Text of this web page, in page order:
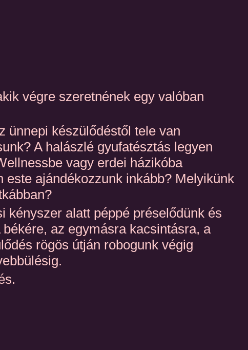
végre szeretnének egy valóban
ünnepi készülődéstől tele van
A halászlé gyufatésztás legyen
vagy erdei házikóba
ajándékozzunk inkább? Melyikünk
kényszer alatt péppé préselődünk és
az egymásra kacsintásra, a
rögös útján robogunk végig